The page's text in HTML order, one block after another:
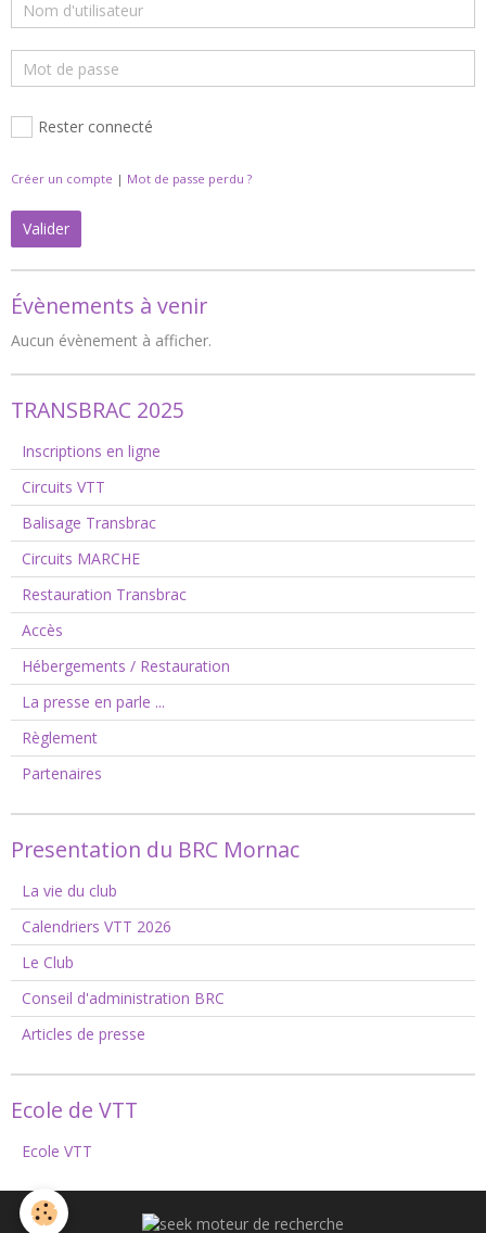
Rester connecté
Créer un compte | Mot de passe perdu ?
Valider
Évènements à venir
Aucun évènement à afficher.
TRANSBRAC 2025
Inscriptions en ligne
Circuits VTT
Balisage Transbrac
Circuits MARCHE
Restauration Transbrac
Accès
Hébergements / Restauration
La presse en parle ...
Règlement
Partenaires
Presentation du BRC Mornac
La vie du club
Calendriers VTT 2026
Le Club
Conseil d'administration BRC
Articles de presse
Ecole de VTT
Ecole VTT